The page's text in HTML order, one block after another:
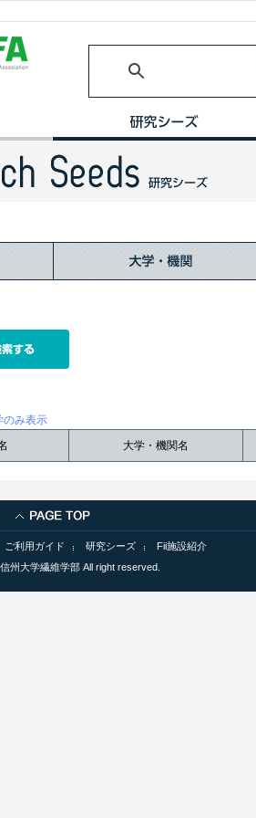
のみ表示
大学・機関名
ご利用ガイド 研究シーズ
Fii施設紹介
州大学繊維学部 All right reserved.